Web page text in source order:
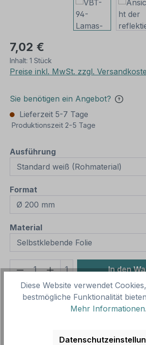
7,02 €
Inhalt: 1 Stück
Preise inkl. MwSt. zzgl.
Sie benötigen ein Angebot?
Lieferzeit 5-7 Tage
Produktionszeit 2-5 Tage
Ausführungauswählen
Format
Materialauswählen
Produkt Anzahl: Gib den
1 In den
Produktnummer:SH13719.2
Vorlagenummer: VBT-94
Beschreibung
Diese Website verwendet
bestmögliche Funktionalität
Mehr Informationen.